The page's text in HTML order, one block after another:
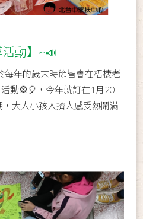
活動】~📣
年的歲末時節皆會在梧棲老
動🎡🎈，今年就訂在1月20
大人小孩人擠人感受熱鬧滿